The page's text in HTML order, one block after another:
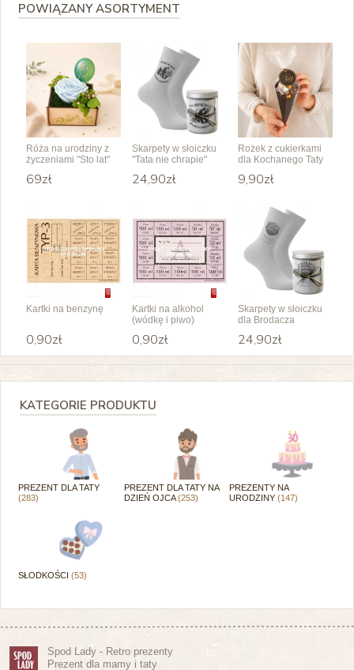
POWIĄZANY ASORTYMENT
Róża na urodziny z
życzeniami "Sto lat"
69zł
Skarpety w słoiczku
"Tata nie chrapie"
24,90zł
Rożek z cukierkami
dla Kochanego Taty
9,90zł
Kartki na benzynę
0,90zł
Kartki na alkohol
(wódkę i piwo)
0,90zł
Skarpety w słoiczku
dla Brodacza
24,90zł
KATEGORIE PRODUKTU
PREZENT DLA TATY
(283)
PREZENT DLA TATY NA
DZIEŃ OJCA(253)
PREZENTY NA
URODZINY(147)
SŁODKOŚCI (53)
Spod Lady - Retro prezenty
Prezent dla mamy i taty